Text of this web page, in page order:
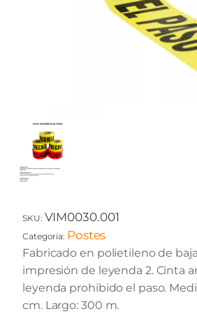
SKU: VIM0030.001
Categoría: Postes
Fabricado en polietileno de
impresión de leyenda 2. Cinta
leyenda prohibido el paso.
cm. Largo: 300 m.